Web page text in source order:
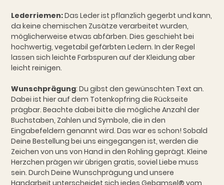
Lederriemen:Das Leder ist pflanzlich gegerbt und kann,
da keine chemischen Zusätze verarbeitet wurden,
möglicherweise etwas abfärben. Dies geschieht bei
hochwertig, vegetabil gefärbten Ledern. In der Regel
lassen sich leichte Farbspuren auf der Kleidung aber
leicht reinigen.
Wunschprägung: Du gibst den gewünschten Text an.
Dabei ist hier auf dem Totenkopfring die Rückseite
prägbar. Beachte dabei bitte die mögliche Anzahl der
Buchstaben, Zahlen und Symbole, die in den
Eingabefeldern genannt wird. Das war es schon! Sobald
Deine Bestellung bei uns eingegangen ist, werden die
Zeichen von uns von Hand in den Rohling geprägt. Kleine
Herzchen prägen wir übrigen gratis, soviel Liebe muss
sein. Durch Deine Wunschprägung und unsere
Handarbeit unterscheidet sich jedes Gebamsel® vom